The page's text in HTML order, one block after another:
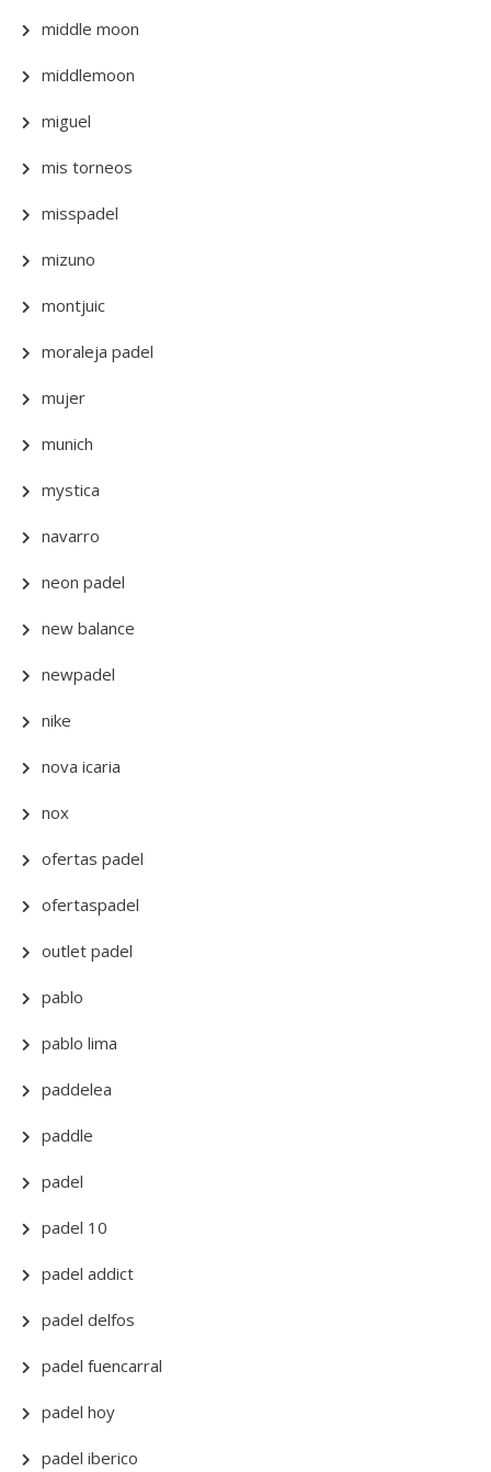
middle moon
middlemoon
miguel
mis torneos
misspadel
mizuno
montjuic
moraleja padel
mujer
munich
mystica
navarro
neon padel
new balance
newpadel
nike
nova icaria
nox
ofertas padel
ofertaspadel
outlet padel
pablo
pablo lima
paddelea
paddle
padel
padel 10
padel addict
padel delfos
padel fuencarral
padel hoy
padel iberico